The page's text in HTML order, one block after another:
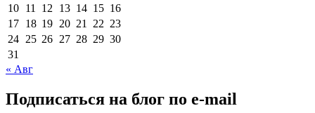
10 11 12 13 14 15 16
17 18 19 20 21 22 23
24 25 26 27 28 29 30
31
« Авг
Подписаться на блог по e-mail